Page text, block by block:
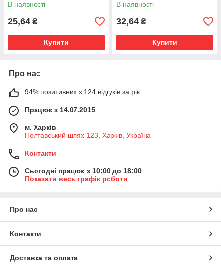
В наявності
25,64 ₴
Купити
В наявності
32,64 ₴
Купити
Про нас
94% позитивних з 124 відгуків за рік
Працює з 14.07.2015
м. Харків
Полтавський шлях 123, Харків, Україна
Контакти
Сьогодні працює з 10:00 до 18:00
Показати весь графік роботи
Про нас
Контакти
Доставка та оплата